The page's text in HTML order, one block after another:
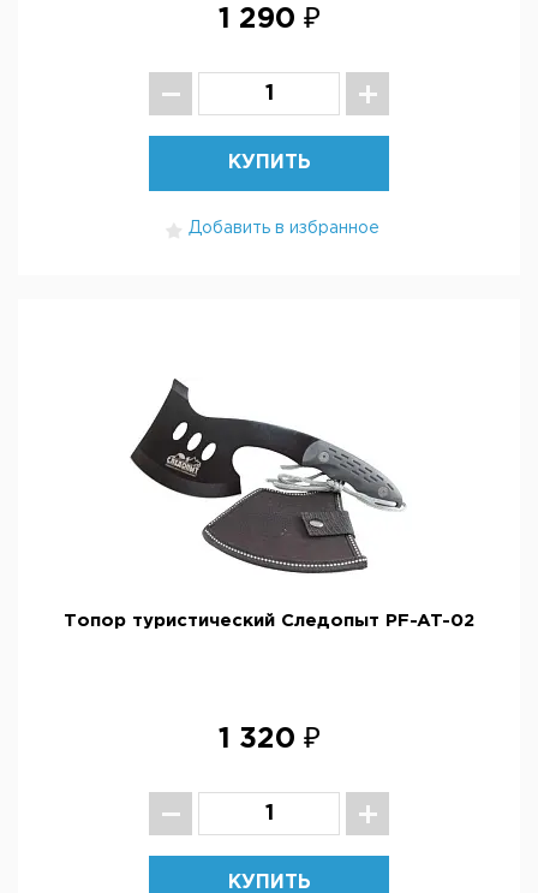
1 290 ₽
КУПИТЬ
Добавить в избранное
Топор туристический Следопыт PF-AT-02
1 320 ₽
КУПИТЬ